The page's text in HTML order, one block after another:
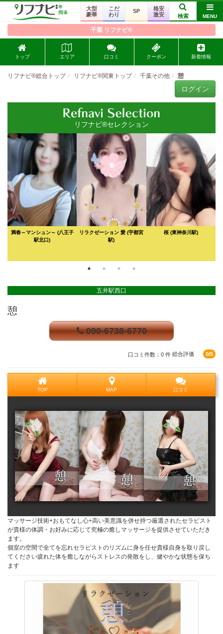
大型
豪華
こだ
わり
SP
格安
激安
検索 MENU
千葉 リフナビ®
トップ エリア 口コミ クーポン 新着情報
リフナビ®総合トップ リフナビ®関東トップ 千葉その他 憩
ログイン
リフナビ®セレクション
満春～マンシュン～ (八王子
駅北口)
リラクゼーション 愛(宇都宮
駅)
桜 (東神奈川駅)
五井駅西口
憩
090-6738-6770
口コミ件数：0 件 総合評価 0/5
TOP MAP 口コミ
マッサージ技術+おもてなし心+高い美意識を併せ持つ厳選されたセラピスト
が貴様の体調・ お好みに応じて究極の癒しマッサージを提供させていただき
ます。
個室の空間で全てを忘れセラピストのリズムに身を任せ貴様自身を取り戻し
てください疲れた体を癒しながらストレスの発散をし、健やかな状態を保ち
ます